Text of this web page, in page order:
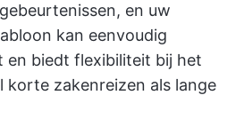
en uw
kan eenvoudig
en biedt flexibiliteit bij het
korte zakenreizen als lange